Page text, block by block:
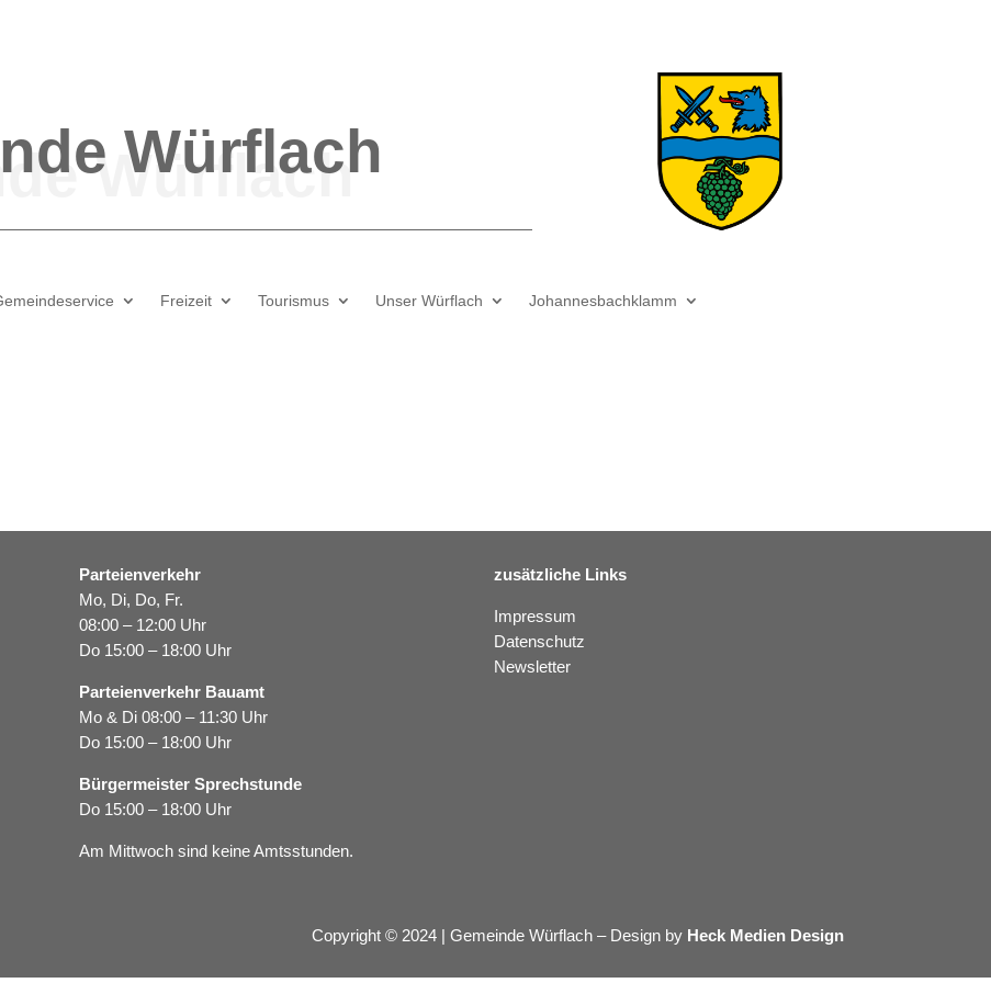
Würflach
Freizeit Tourismus Unser Würflach Johannesbachklamm
Parteienverkehr
Mo, Di, Do, Fr.
08:00 – 12:00 Uhr
Do 15:00 – 18:00 Uhr
Parteienverkehr Bauamt
Mo & Di 08:00 – 11:30 Uhr
Do 15:00 – 18:00 Uhr
Bürgermeister Sprechstunde
Do 15:00 – 18:00 Uhr
Am Mittwoch sind keine Amtsstunden.
zusätzliche Links
Impressum
Datenschutz
Newsletter
Copyright © 2024 | Gemeinde Würflach – Design by Heck Medien Design